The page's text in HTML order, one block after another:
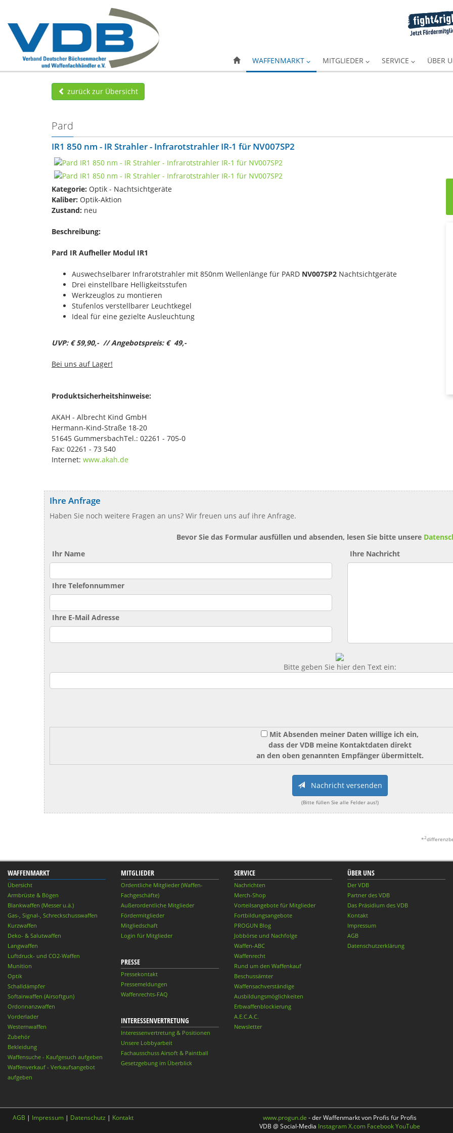
WAFFENMARKT MITGLIEDER SERVICE ÜBER
zurück zur Übersicht
Pard
IR1 850 nm - IR Strahler - Infrarotstrahler IR-1 für NV007SP2
Kategorie: Optik - Nachtsichtgeräte
Kaliber: Optik-Aktion
Zustand: neu
Beschreibung:
Pard IR Aufheller Modul IR1
Auswechselbarer Infrarotstrahler mit 850nm Wellenlänge für PARD NV007SP2 Nachtsichtgeräte
Drei einstellbare Helligkeitsstufen
Werkzeuglos zu montieren
Stufenlos verstellbarer Leuchtkegel
Ideal für eine gezielte Ausleuchtung
UVP: € 59,90,- // Angebotspreis: € 49,-
Bei uns auf Lager!
Produktsicherheitshinweise:
AKAH - Albrecht Kind GmbH
Hermann-Kind-Straße 18-20
51645 GummersbachTel.: 02261 - 705-0
Fax: 02261 - 73 540
Internet: www.akah.de
Ihre Anfrage
Haben Sie noch weitere Fragen an uns? Wir freuen uns auf ihre Anfrage.
Bevor Sie das Formular ausfüllen und absenden, lesen Sie bitte unsere
Ihr Name
Ihre Telefonnummer
Ihre E-Mail Adresse
Ihre Nachricht
Bitte geben Sie hier den Text ein:
Mit Absenden meiner Daten willige ich ein,
dass der VDB meine Kontaktdaten direkt
an den oben genannten Empfänger übermittelt.
Nachricht versenden
(Bitte füllen Sie alle Felder aus!)
*2
WAFFENMARKT
Übersicht
Armbrüste & Bögen
Blankwaffen (Messer u.ä.)
Gas-, Signal-, Schreckschusswaffen
Kurzwaffen
Deko- & Salutwaffen
Langwaffen
Luftdruck- und CO2-Waffen
Munition
Optik
Schalldämpfer
Softairwaffen (Airsoftgun)
Ordonnanzwaffen
Vorderlader
Westernwaffen
Zubehör
Bekleidung
Waffensuche - Kaufgesuch aufgeben
Waffenverkauf - Verkaufsangebot
aufgeben
MITGLIEDER
Ordentliche Mitglieder (Waffen-
Fachgeschäfte)
Außerordentliche Mitglieder
Fördermitglieder
Mitgliedschaft
Login für Mitglieder
PRESSE
Pressekontakt
Pressemeldungen
Waffenrechts-FAQ
INTERESSENVERTRETUNG
Interessenvertretung & Positionen
Unsere Lobbyarbeit
Fachausschuss Airsoft & Paintball
Gesetzgebung im Überblick
SERVICE
Nachrichten
Merch-Shop
Vorteilsangebote für Mitglieder
Fortbildungsangebote
PROGUN Blog
Jobbörse und Nachfolge
Waffen-ABC
Waffenrecht
Rund um den Waffenkauf
Beschussämter
Waffensachverständige
Ausbildungsmöglichkeiten
Erbwaffenblockierung
A.E.C.A.C.
Newsletter
ÜBER UNS
Der VDB
Partner des VDB
Das Präsidium des VDB
Kontakt
Impressum
AGB
Datenschutzerklärung
AGB | Impressum | Datenschutz | Kontakt www.progun.de - der Waffenmarkt von Profis für Profis
VDB @ Social-Media InstagramX.com FacebookYouTube